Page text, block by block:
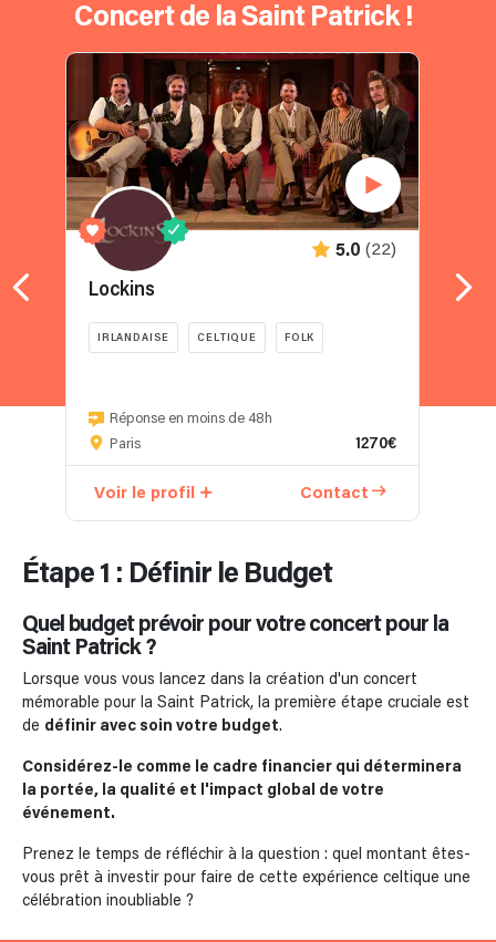
Concert de la Saint Patrick !
5.0 (22)
Lockins
IRLANDAISE CELTIQUE FOLK
Réponse en moins de 48h
Paris
1270€
Voir le profil Contact
Étape 1 : Définir le Budget
Quel budget prévoir pour votre concert pour la
Saint Patrick ?
Lorsque vous vous lancez dans la création d'un concert
mémorable pour la Saint Patrick, la première étape cruciale est
de définir avec soin votre budget.
Considérez-le comme le cadre financier qui déterminera
la portée, la qualité et l'impact global de votre
événement.
Prenez le temps de réfléchir à la question : quel montant êtes-
vous prêt à investir pour faire de cette expérience celtique une
célébration inoubliable ?